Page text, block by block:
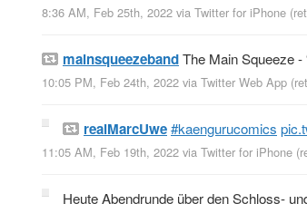
8:36 AM, Feb 25th, 2022 via Twitter for iPhone
mainsqueezebandThe Main Squeeze -
10:05 PM, Feb 24th, 2022 via Twitter Web App
realMarcUwe#kaengurucomics
11:05 AM, Feb 19th, 2022 via Twitter for iPhone
Heute Abendrunde über den Schloss-